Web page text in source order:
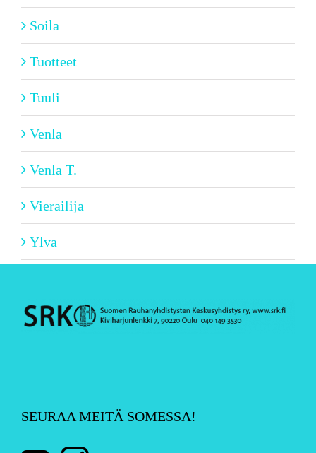
Soila
Tuotteet
Tuuli
Venla
Venla T.
Vierailija
Ylva
SEURAA MEITÄ SOMESSA!